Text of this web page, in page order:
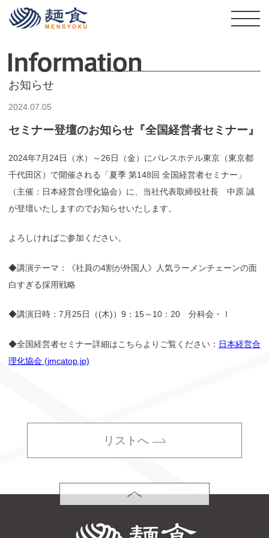
株式会社麺食
お知らせ
2024.07.05
セミナー登壇のお知らせ『全国経営者セミナー』
2024年7月24日（水）～26日（金）にパレスホテル東京（東京都
千代田区）で開催される「夏季 第148回 全国経営者セミナー」
（主催：日本経営合理化協会）に、当社代表取締役社長 中原 誠
が登壇いたしますのでお知らせいたします。
よろしければご参加ください。
◆講演テーマ：《社員の4割が外国人》人気ラーメンチェーンの面
白すぎる採用戦略
◆講演日時：7月25日（(木)）9：15～10：20 分科会・Ⅰ
◆全国経営者セミナー詳細はこちらよりご覧ください： 日本経営合
理化協会 (jmcatop.jp)
リストへ
PAGETOP
株式会社麺食